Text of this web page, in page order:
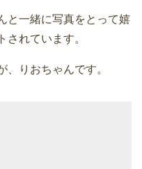
と一緒に写真をとって嬉
されています。
りおちゃんです。